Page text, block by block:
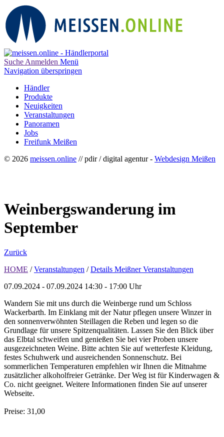
Suche Anmelden Menü
Navigation überspringen
Händler
Produkte
Neuigkeiten
Veranstaltungen
Panoramen
Jobs
Freifunk Meißen
© 2026 meissen.online // pdir / digital agentur - Webdesign Meißen
Weinbergswanderung im
September
Zurück
HOME / Veranstaltungen / Details Meißner Veranstaltungen
07.09.2024 - 07.09.2024 14:30 - 17:00 Uhr
Wandern Sie mit uns durch die Weinberge rund um Schloss
Wackerbarth. Im Einklang mit der Natur pflegen unsere Winzer in
den sonnenverwöhnten Steillagen die Reben und legen so die
Grundlage für unsere Spitzenqualitäten. Lassen Sie den Blick über
das Elbtal schweifen und genießen Sie bei vier Proben unsere
ausgezeichneten Weine. Bitte achten Sie auf wetterfeste Kleidung,
festes Schuhwerk und ausreichenden Sonnenschutz. Bei
sommerlichen Temperaturen empfehlen wir Ihnen die Mitnahme
zusätzlicher alkoholfreier Getränke. Der Weg ist für Kinderwagen &
Co. nicht geeignet. Weitere Informationen finden Sie auf unserer
Webseite.
Preise: 31,00